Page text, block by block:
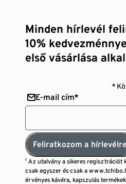
Minden hírlevél
10%
első vásárlása
*
E-mail cím*
Feliratkozom a hírlevélre
¹ Az utalvány a sikeres regisztrációt
csak egyszer és csak a
érvényes kávéra, kapszulás